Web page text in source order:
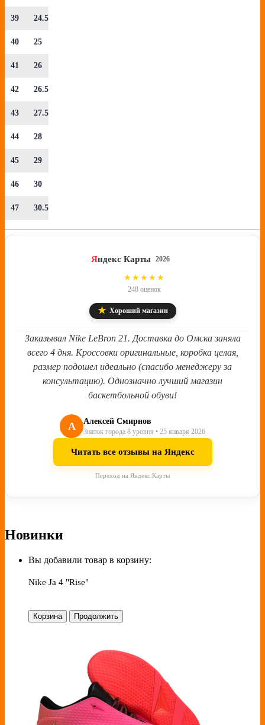
39 24.5
40 25
41 26
42 26.5
43 27.5
44 28
45 29
46 30
47 30.5
Яндекс Карты 2026
★★★★★
248 оценок
★ Хороший магазин
Заказывал Nike LeBron 21. Доставка до Омска заняла
всего 4 дня. Кроссовки оригинальные, коробка целая,
размер подошел идеально (спасибо менеджеру за
консультацию). Однозначно лучший магазин
баскетбольной обуви!
А Алексей Смирнов
Знаток города 8 уровня • 25 января 2026
Читать все отзывы на Яндекс
Переход на Яндекс.Карты
Новинки
Вы добавили товар в корзину:
Nike Ja 4 "Rise"
Корзина Продолжить